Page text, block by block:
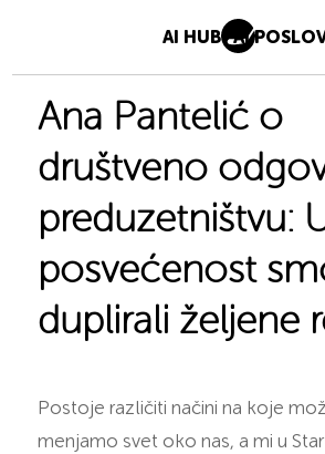
AI HUB AI
Ana Pantelić o
društveno
preduzetništvu:
posvećenost
duplirali željene
Postoje različiti načini na koje
menjamo svet oko nas, a mi u